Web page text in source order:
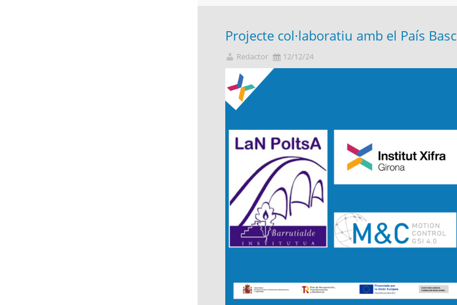
Projecte col·laboratiu amb el País Basc
Redactor 12/12/24